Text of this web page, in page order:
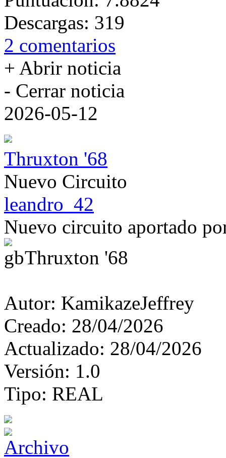
Descargas: 319
2 comentarios
+ Abrir noticia
- Cerrar noticia
2026-05-12
Thruxton '68
Nuevo Circuito
leandro_42
Nuevo circuito aportado
Thruxton '68
Autor: KamikazeJeffrey
Creado: 28/04/2026
Actualizado: 28/04/2026
Versión: 1.0
Tipo: REAL